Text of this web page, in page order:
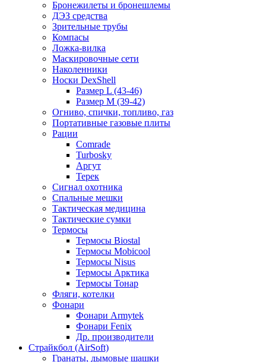
Бронежилеты и бронешлемы
ДЭЗ средства
Зрительные трубы
Компасы
Ложка-вилка
Маскировочные сети
Наколенники
Носки DexShell
Размер L (43-46)
Размер M (39-42)
Огниво, спички, топливо, газ
Портативные газовые плиты
Рации
Comrade
Turbosky
Аргут
Терек
Сигнал охотника
Спальные мешки
Тактическая медицина
Тактические сумки
Термосы
Термосы Biostal
Термосы Mobicool
Термосы Nisus
Термосы Арктика
Термосы Тонар
Фляги, котелки
Фонари
Фонари Armytek
Фонари Fenix
Др. производители
Страйкбол (AirSoft)
Гранаты, дымовые шашки